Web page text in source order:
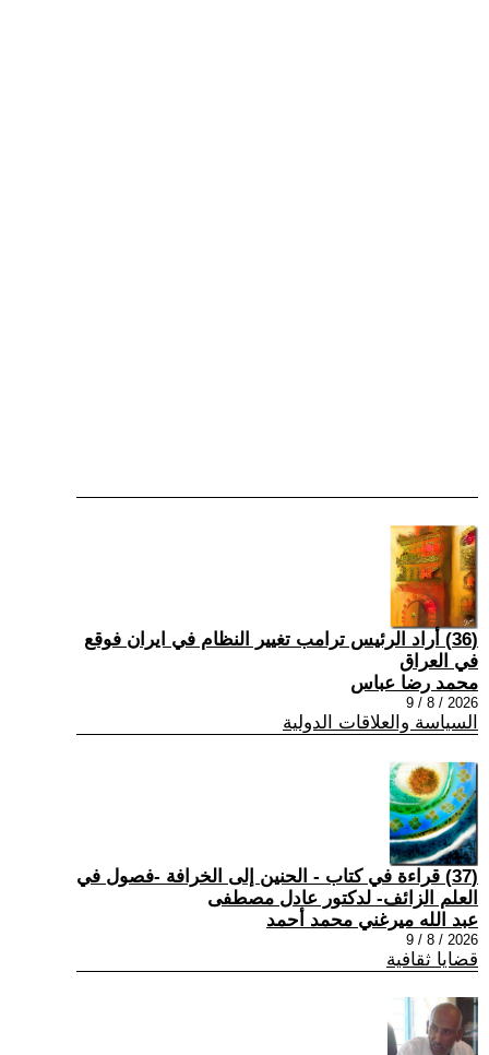
(36) أراد الرئيس ترامب تغيير النظام في ايران فوقع
في العراق
محمد رضا عباس
2026 / 8 / 9
السياسة والعلاقات الدولية
(37) قراءة في كتاب - الحنين إلى الخرافة -فصول في
العلم الزائف- لدكتور عادل مصطفى
عبد الله ميرغني محمد أحمد
2026 / 8 / 9
قضايا ثقافية